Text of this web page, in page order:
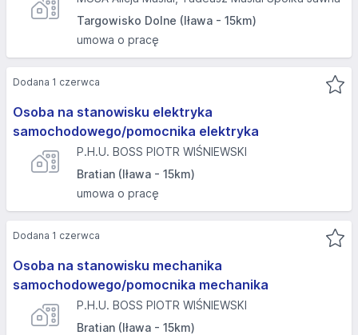
Targowisko Dolne (Iława - 15km)
umowa o pracę
Osoba na stanowisku elektryka
samochodowego/pomocnika elektryka
P.H.U. BOSS PIOTR WIŚNIEWSKI
Bratian (Iława - 15km)
umowa o pracę
Dodana 1 czerwca
Osoba na stanowisku mechanika
samochodowego/pomocnika mechanika
P.H.U. BOSS PIOTR WIŚNIEWSKI
Bratian (Iława - 15km)
Dodana 1 czerwca